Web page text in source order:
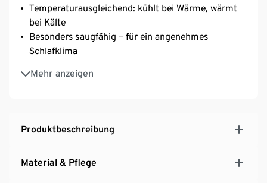
Temperaturausgleichend: kühlt bei Wärme, wärmt
bei Kälte
Besonders saugfähig – für ein angenehmes
Schlafklima
Mehr anzeigen
Einfaches Beziehen und faltenfreier Sitz durch
Gummizug an Kopf- und Fußende
Produktbeschreibung
Material & Pflege